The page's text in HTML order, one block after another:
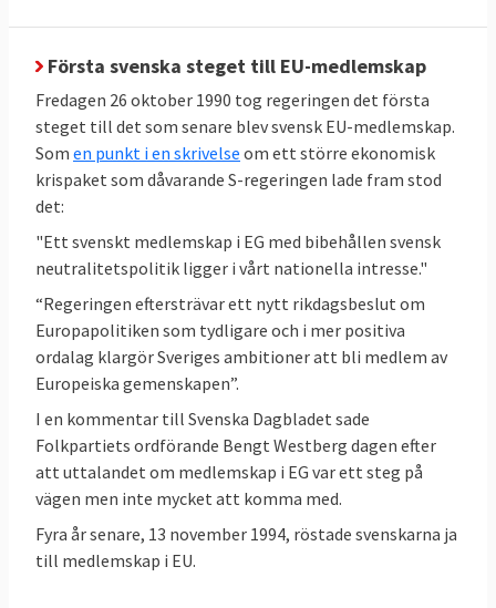
pekar i flera fall på att införandet av lagarna
i svensk rätt dröjt allt för länge, eller att de
införts på felaktigt sätt. Vid årsskiftet 31
december 2024 hade kommissionen 43
pågåendeöverträdelseförfaranden mot
Sverige, en process som kan sluta i EU-
Sverige ofta bland de främsta
Sverige tillhör de rikare EU-länderna och är
regel bland de främsta ländernai jämförande
studier eller statistik som rördemokrati,
pressfrihet,låg korruption
jämställdhet mellan könen,budgetbalans
EU:s sociala resultattavla,
sysselsättningsgrad,klimatmål,forskning
och utveckling ochinnovationsförmåga
mer – se nedan.
Första svenska steget till EU-medlemskap
Fredagen 26 oktober 1990 tog regeringen det första
steget till det som senare blev svensk EU-medlemskap.
Som en punkt i en skrivelse om ett större ekonomisk
krispaket som dåvarande S-regeringen lade fram stod
det:
"Ett svenskt medlemskap i EG med bibehållen svensk
neutralitetspolitik ligger i vårt nationella intresse."
“Regeringen eftersträvar ett nytt rikdagsbeslut om
Europapolitiken som tydligare och i mer positiva
ordalag klargör Sveriges ambitioner att bli medlem av
Europeiska gemenskapen”.
I en kommentar till Svenska Dagbladet sade
Folkpartiets ordförande Bengt Westberg dagen efter
att uttalandet om medlemskap i EG var ett steg på
vägen men inte mycket att komma med.
Fyra år senare, 13 november 1994, röstade svenskarna ja
till medlemskap i EU.